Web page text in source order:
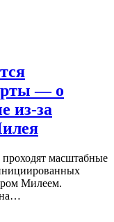
— о
из-за
масштабные
Милеем.